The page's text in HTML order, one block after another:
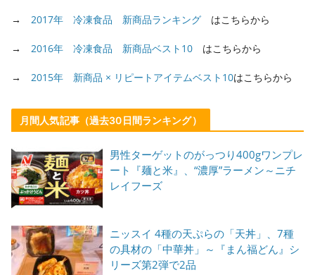
→ 2017年 冷凍食品 新商品ランキング はこちらから
→ 2016年 冷凍食品 新商品ベスト10 はこちらから
→ 2015年 新商品 × リピートアイテムベスト10はこちらから
月間人気記事（過去30日間ランキング）
男性ターゲットのがっつり400gワンプレ
ート『麺と米』、“濃厚”ラーメン～ニチ
レイフーズ
ニッスイ 4種の天ぷらの「天丼」、7種
の具材の「中華丼」～『まん福どん』シ
リーズ第2弾で2品